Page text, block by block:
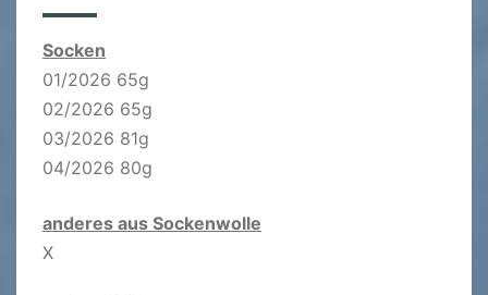
Socken
01/2026 65g
02/2026 65g
03/2026 81g
04/2026 80g
anderes aus Sockenwolle
X